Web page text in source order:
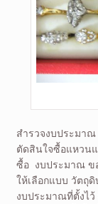
สำรวจงบประมาณ
ตัดสินใจซื้อแหวน
ซื้อ งบประมาณ ข
ให้เลือกแบบ วัตถุ
งบประมาณที่ตั้งไ